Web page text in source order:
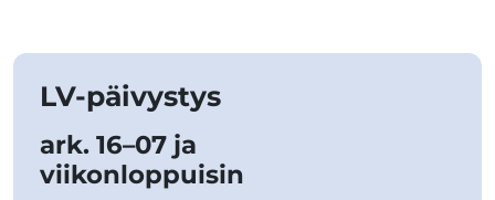
LV-päivystys
ark. 16–07 ja
viikonloppuisin